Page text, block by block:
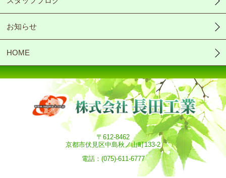
お知らせ
HOME
〒612-8462
京都市伏見区中島秋ノ山町133-2
電話：(075)-611-6777